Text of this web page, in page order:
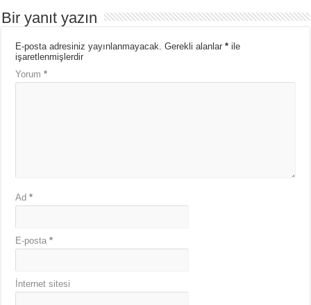
Bir yanıt yazın
E-posta adresiniz yayınlanmayacak. Gerekli alanlar* ile
işaretlenmişlerdir
Yorum*
Ad*
E-posta*
İnternet sitesi